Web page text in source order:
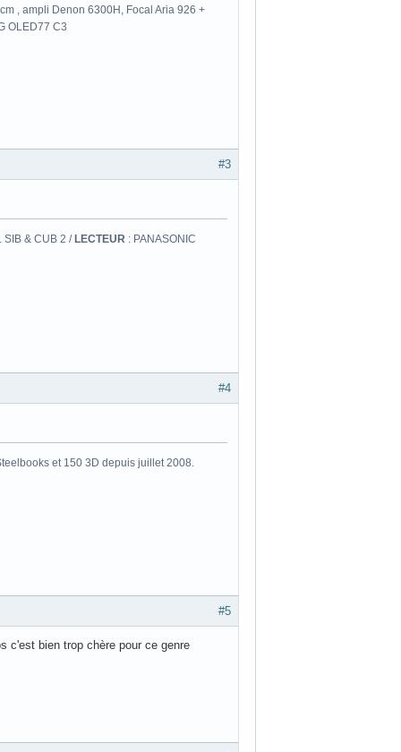
, ampli Denon 6300H, Focal Aria 926 +
OLED77 C3
#3
SIB & CUB 2 /LECTEUR : PANASONIC
#4
et 150 3D depuis juillet 2008.
#5
c'est bien trop chère pour ce genre